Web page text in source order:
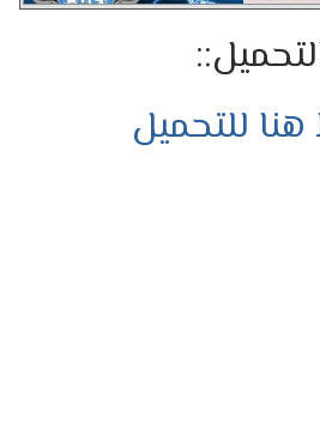
للتحميل